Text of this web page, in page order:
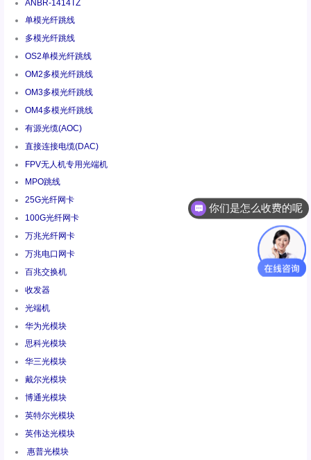
ANBR-1414TZ
单模光纤跳线
多模光纤跳线
OS2单模光纤跳线
OM2多模光纤跳线
OM3多模光纤跳线
OM4多模光纤跳线
有源光缆(AOC)
直接连接电缆(DAC)
FPV无人机专用光端机
MPO跳线
25G光纤网卡
100G光纤网卡
万兆光纤网卡
万兆电口网卡
百兆交换机
收发器
光端机
华为光模块
思科光模块
华三光模块
戴尔光模块
博通光模块
英特尔光模块
英伟达光模块
惠普光模块
你们是怎么收费的呢